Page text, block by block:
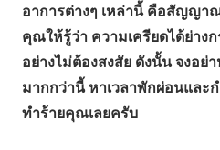
อาการต่างๆ เหล่านี้ คือสัญญา
คุณให้รู้ว่า ความเครียดได้ย่าง
อย่างไม่ต้องสงสัย ดังนั้น จงอ
มากกว่านี้ หาเวลาพักผ่อนและ
ทำร้ายคุณเลยครับ